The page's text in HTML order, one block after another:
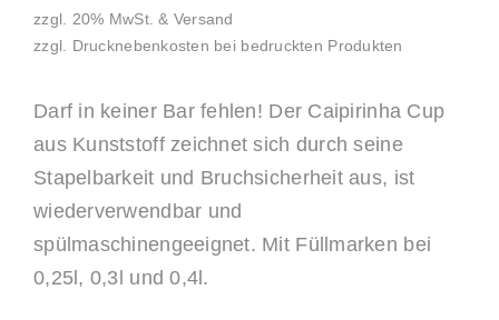
zzgl. 20% MwSt. & Versand
zzgl. Drucknebenkosten bei bedruckten Produkten
Darf in keiner Bar fehlen! Der Caipirinha Cup
aus Kunststoff zeichnet sich durch seine
Stapelbarkeit und Bruchsicherheit aus, ist
wiederverwendbar und
spülmaschinengeeignet. Mit Füllmarken bei
0,25l, 0,3l und 0,4l.